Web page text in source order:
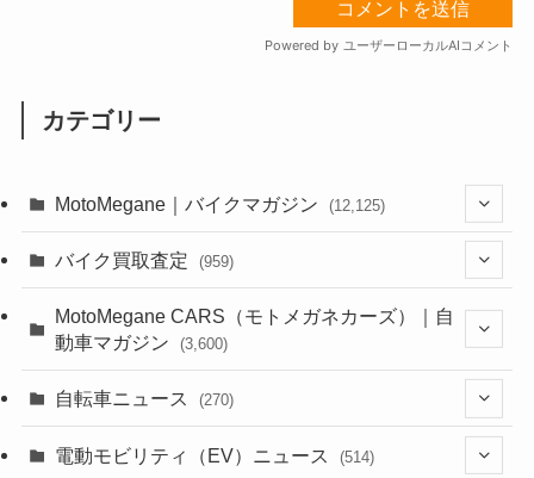
カテゴリー
MotoMegane｜バイクマガジン (12,125)
(44)
(637)
(118) (252)
(306)
(6,953)
バイク買取査定 (959)
(352)
MotoMegane CARS（モトメガネカーズ）｜自
動車マガジン
(3,600)
(185)
自転車ニュース (270)
(54)
電動モビリティ（EV）ニュース (514)